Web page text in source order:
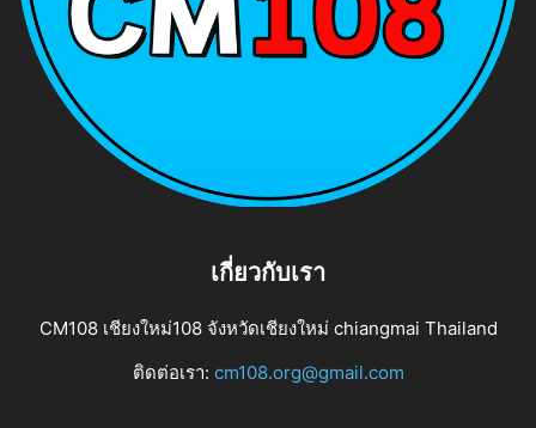
เกี่ยวกับเรา
CM108 เชียงใหม่108 จังหวัดเชียงใหม่ chiangmai Thailand
ติดต่อเรา: cm108.org@gmail.com